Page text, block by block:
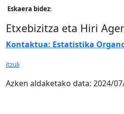
Eskaera bidez:
Etxebizitza eta Hiri
Kontaktua: Estatistika
itzuli
Azken aldaketako data: 2024/